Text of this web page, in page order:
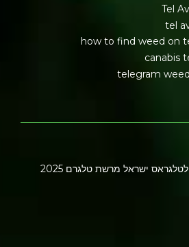
Tel
tel
how to find weed on
canabis
telegram
ישראל מרשת טלגרם 2025